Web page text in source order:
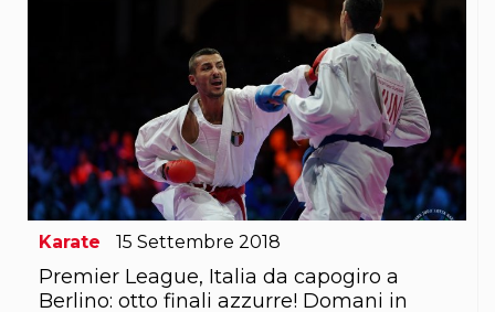
Sumo
Capoeira
Grappling
BJJ
Pancrazio/Pankration
S'istrumpa
News
Calendario Attività
Difesa Personale MGA
La disciplina
News
Merchandising
Karate 15 Settembre 2018
Premier League, Italia da capogiro a
Berlino: otto finali azzurre! Domani in